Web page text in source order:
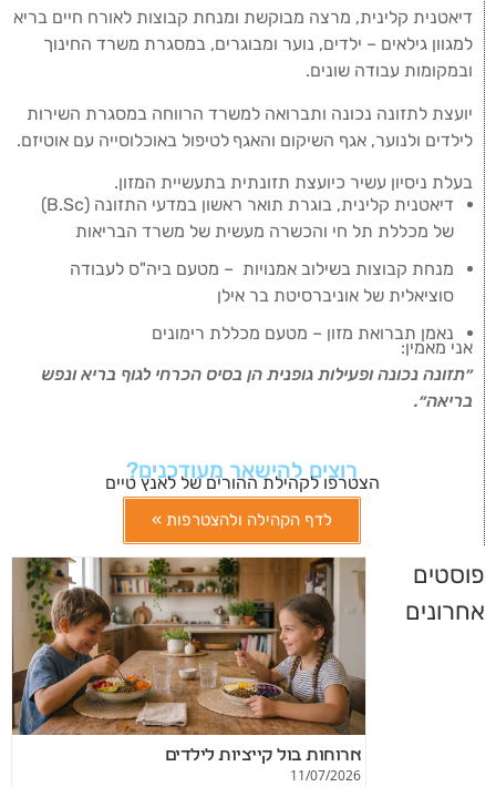
דיאטנית קלינית, מרצה מבוקשת ומנחת קבוצות לאורח חיים בריא
למגוון גילאים – ילדים, נוער ומבוגרים, במסגרת משרד החינוך
ובמקומות עבודה שונים.
יועצת לתזונה נכונה ותברואה למשרד הרווחה במסגרת השירות
לילדים ולנוער, אגף השיקום והאגף לטיפול באוכלוסייה עם אוטיזם.
בעלת ניסיון עשיר כיועצת תזונתית בתעשיית המזון.
דיאטנית קלינית, בוגרת תואר ראשון במדעי התזונה (B.Sc)
של מכללת תל חי והכשרה מעשית של משרד הבריאות
מנחת קבוצות בשילוב אמנויות – מטעם ביה"ס לעבודה
סוציאלית של אוניברסיטת בר אילן
נאמן תברואת מזון – מטעם מכללת רימונים
אני מאמין:
״תזונה נכונה ופעילות גופנית הן בסיס הכרחי לגוף בריא ונפש
בריאה״.
רוצים להישאר מעודכנים?
הצטרפו לקהילת ההורים של לאנץ טיים
לדף הקהילה ולהצטרפות »
פוסטים
אחרונים
ארוחות בול קייציות לילדים
11/07/2026